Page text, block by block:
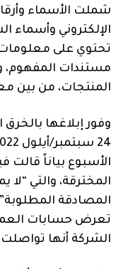
شملت الأسماء
الإلكتروني وأسماء
تحتوي على معلومات
مستندات المفهوم،
المنتجات، من بين
وفور إبلاغها
الأسبوع بياناً قالت
المخترقة، والتي “لا
المصادقة
تعرض حسابات
الشركة أنها تواصلت